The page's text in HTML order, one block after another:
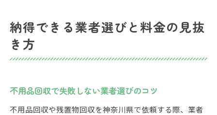
納得できる業者選びと料金の見抜
き方
不用品回収で失敗しない業者選びのコツ
不用品回収や残置物回収を神奈川県で依頼する際、業者